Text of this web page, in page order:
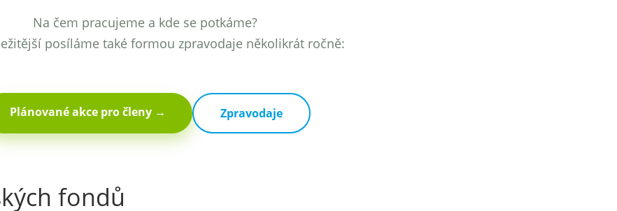
Na čem pracujeme a kde se potkáme?
posíláme také formou zpravodaje několikrát ročně:
Plánované akce pro členy → Zpravodaje
fondů